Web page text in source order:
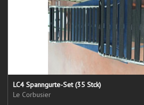
LC4 Spanngurte-Set (35 Stck)
Le Corbusier